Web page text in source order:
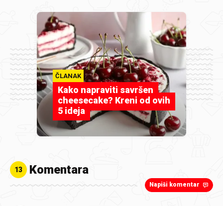
ČLANAK
Kako napraviti savršen
cheesecake? Kreni od ovih
5 ideja
13 Komentara
Napiši komentar